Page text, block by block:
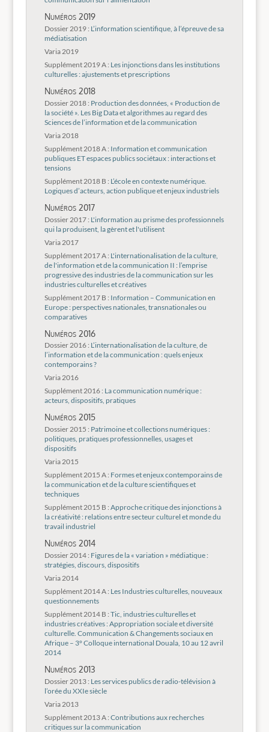
Numéros 2019
Dossier 2019 : L’information scientifique, à l’épreuve de sa
médiatisation
Varia 2019
Supplément 2019 A : Les injonctions dans les institutions
culturelles : ajustements et prescriptions
Numéros 2018
Dossier 2018 : Production des données, « Production de
la société ». Les Big Data et algorithmes au regard des
Sciences de l’information et de la communication
Varia 2018
Supplément 2018 A : Information et communication
publiques ET espaces publics sociétaux : interactions et
tensions
Supplément 2018 B : L’école en contexte numérique.
Logiques d’acteurs, action publique et enjeux industriels
Numéros 2017
Dossier 2017 : L'information au prisme des professionnels
qui la produisent, la gèrent et l'utilisent
Varia 2017
Supplément 2017 A : L'internationalisation de la culture,
de l'information et de la communication II : l’emprise
progressive des industries de la communication sur les
industries culturelles et créatives
Supplément 2017 B : Information – Communication en
Europe : perspectives nationales, transnationales ou
comparatives
Numéros 2016
Dossier 2016 : L’internationalisation de la culture, de
l’information et de la communication : quels enjeux
contemporains ?
Varia 2016
Supplément 2016 : La communication numérique :
acteurs, dispositifs, pratiques
Numéros 2015
Dossier 2015 : Patrimoine et collections numériques :
politiques, pratiques professionnelles, usages et
dispositifs
Varia 2015
Supplément 2015 A : Formes et enjeux contemporains de
la communication et de la culture scientifiques et
techniques
Supplément 2015 B : Approche critique des injonctions à
la créativité : relations entre secteur culturel et monde du
travail industriel
Numéros 2014
Dossier 2014 : Figures de la « variation » médiatique :
stratégies, discours, dispositifs
Varia 2014
Supplément 2014 A : Les Industries culturelles, nouveaux
questionnements
Supplément 2014 B : Tic, industries culturelles et
industries créatives : Appropriation sociale et diversité
culturelle. Communication & Changements sociaux en
Afrique – 3° Colloque international Douala, 10 au 12 avril
2014
Numéros 2013
Dossier 2013 : Les services publics de radio-télévision à
l’orée du XXIe siècle
Varia 2013
Supplément 2013 A : Contributions aux recherches
critiques sur la communication